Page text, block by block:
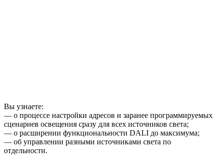
Вы узнаете:
— о процессе настройки адресов и заранее программируемых
сценариев освещения сразу для всех источников света;
— о расширении функциональности DALI до максимума;
— об управлении разными источниками света по
отдельности.